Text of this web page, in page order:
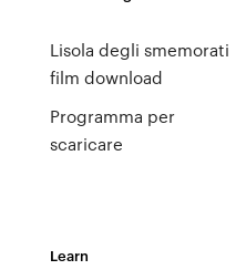
Lisola degli smemorati
film download
Programma per
scaricare
Learn